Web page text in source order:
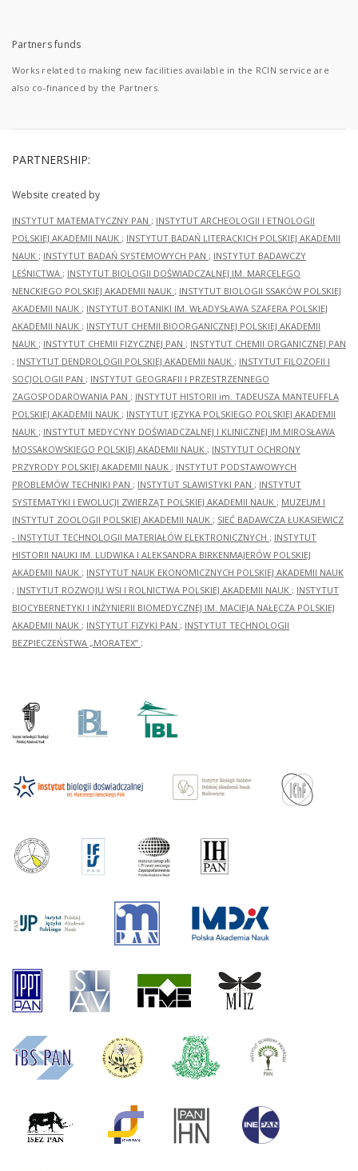
Partners funds
Works related to making new facilities available in the RCIN service are
also co-financed by the Partners.
PARTNERSHIP:
Website created by
INSTYTUT MATEMATYCZNY PAN ; INSTYTUT ARCHEOLOGII I ETNOLOGII
POLSKIEJ AKADEMII NAUK ; INSTYTUT BADAŃ LITERACKICH POLSKIEJ AKADEMII
NAUK ; INSTYTUT BADAŃ SYSTEMOWYCH PAN ; INSTYTUT BADAWCZY
LEŚNICTWA ; INSTYTUT BIOLOGII DOŚWIADCZALNEJ IM. MARCELEGO
NENCKIEGO POLSKIEJ AKADEMII NAUK ; INSTYTUT BIOLOGII SSAKÓW POLSKIEJ
AKADEMII NAUK ; INSTYTUT BOTANIKI IM. WŁADYSŁAWA SZAFERA POLSKIEJ
AKADEMII NAUK ; INSTYTUT CHEMII BIOORGANICZNEJ POLSKIEJ AKADEMII
NAUK ; INSTYTUT CHEMII FIZYCZNEJ PAN ; INSTYTUT CHEMII ORGANICZNEJ PAN
; INSTYTUT DENDROLOGII POLSKIEJ AKADEMII NAUK ; INSTYTUT FILOZOFII I
SOCJOLOGII PAN ; INSTYTUT GEOGRAFII I PRZESTRZENNEGO
ZAGOSPODAROWANIA PAN ; INSTYTUT HISTORII im. TADEUSZA MANTEUFFLA
POLSKIEJ AKADEMII NAUK ; INSTYTUT JĘZYKA POLSKIEGO POLSKIEJ AKADEMII
NAUK ; INSTYTUT MEDYCYNY DOŚWIADCZALNEJ I KLINICZNEJ IM.MIROSŁAWA
MOSSAKOWSKIEGO POLSKIEJ AKADEMII NAUK ; INSTYTUT OCHRONY
PRZYRODY POLSKIEJ AKADEMII NAUK ; INSTYTUT PODSTAWOWYCH
PROBLEMÓW TECHNIKI PAN ; INSTYTUT SLAWISTYKI PAN ; INSTYTUT
SYSTEMATYKI I EWOLUCJI ZWIERZĄT POLSKIEJ AKADEMII NAUK ; MUZEUM I
INSTYTUT ZOOLOGII POLSKIEJ AKADEMII NAUK ; SIEĆ BADAWCZA ŁUKASIEWICZ
- INSTYTUT TECHNOLOGII MATERIAŁÓW ELEKTRONICZNYCH ; INSTYTUT
HISTORII NAUKI IM. LUDWIKA I ALEKSANDRA BIRKENMAJERÓW POLSKIEJ
AKADEMII NAUK ; INSTYTUT NAUK EKONOMICZNYCH POLSKIEJ AKADEMII NAUK
; INSTYTUT ROZWOJU WSI I ROLNICTWA POLSKIEJ AKADEMII NAUK ; INSTYTUT
BIOCYBERNETYKI I INŻYNIERII BIOMEDYCZNEJ IM. MACIEJA NAŁĘCZA POLSKIEJ
AKADEMII NAUK ; INSTYTUT FIZYKI PAN ; INSTYTUT TECHNOLOGII
BEZPIECZEŃSTWA „MORATEX” ;